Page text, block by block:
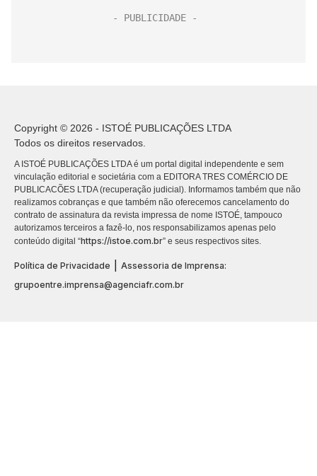
Copyright © 2026 - ISTOÉ PUBLICAÇÕES LTDA
Todos os direitos reservados.
A ISTOÉ PUBLICAÇÕES LTDA é um portal digital independente e sem
vinculação editorial e societária com a EDITORA TRES COMÉRCIO DE
PUBLICACÕES LTDA (recuperação judicial). Informamos também que não
realizamos cobranças e que também não oferecemos cancelamento do
contrato de assinatura da revista impressa de nome ISTOÉ, tampouco
autorizamos terceiros a fazê-lo, nos responsabilizamos apenas pelo
conteúdo digital “https://istoe.com.br” e seus respectivos sites.
Política de Privacidade
Assessoria de Imprensa:
grupoentre.imprensa@agenciafr.com.br